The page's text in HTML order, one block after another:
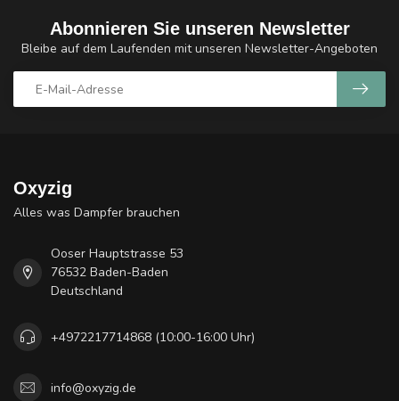
Abonnieren Sie unseren Newsletter
Bleibe auf dem Laufenden mit unseren Newsletter-Angeboten
Oxyzig
Alles was Dampfer brauchen
Ooser Hauptstrasse 53
76532 Baden-Baden
Deutschland
+4972217714868 (10:00-16:00 Uhr)
info@oxyzig.de